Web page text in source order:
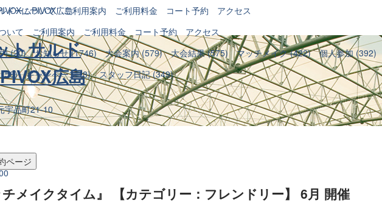
ページ
いて ご利用案内 ご利用料金 コート予約
アクセス
(20)
お知らせ (1746) 大会案内 (579) 大会結果 (575) マッチメイク (422) 個人参加 (392)
キャンペーン (8) スタッフ日記 (349)
宇品町21-10
について ご利用案内 ご利用料金 コート予約 アクセス
チメイクタイム』 【カテゴリー：フレンドリー】 6月 開催